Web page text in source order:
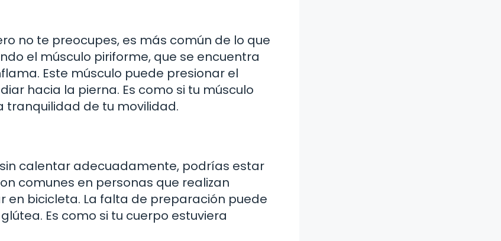
no te preocupes, es más común de lo que
el músculo piriforme, que se encuentra
Este músculo puede presionar el
hacia la pierna. Es como si tu músculo
tranquilidad de tu movilidad.
calentar adecuadamente, podrías estar
comunes en personas que realizan
bicicleta. La falta de preparación puede
Es como si tu cuerpo estuviera